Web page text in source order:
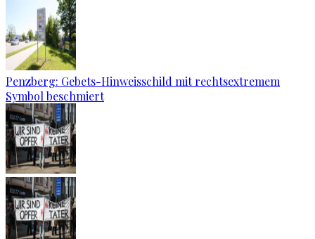
Penzberg: Gebets-Hinweisschild mit rechtsextremem
Symbol beschmiert